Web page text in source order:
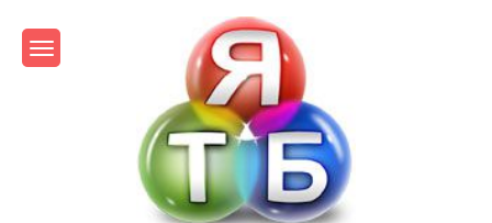
content